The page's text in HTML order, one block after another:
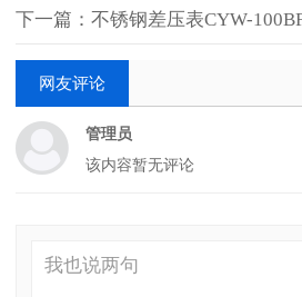
下一篇：不锈钢差压表CYW-
网友评论
管理员
该内容暂无评论